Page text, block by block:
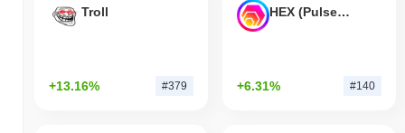
Troll
+13.16% #379
HEX (Pulsechain)
+6.31% #140